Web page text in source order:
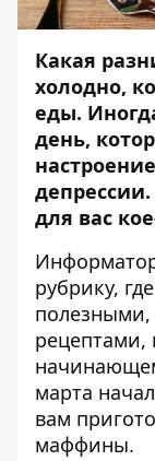
Какая
холодно,
еды.
день,
для вас
рубрику,
рецептами,
марта
вам
маффины.